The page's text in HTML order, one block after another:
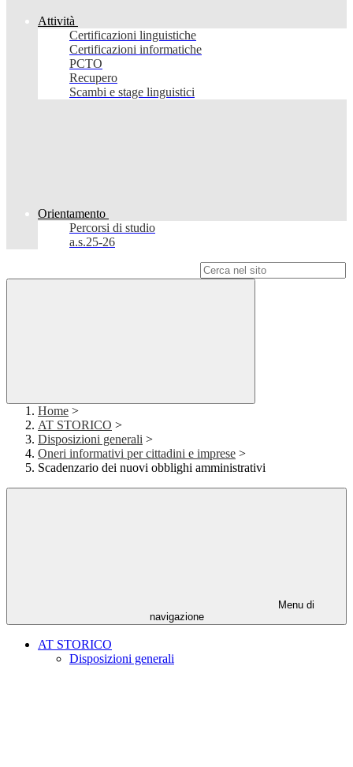
Attività
Certificazioni linguistiche
Certificazioni informatiche
PCTO
Recupero
Scambi e stage linguistici
Orientamento
Percorsi di studio
a.s.25-26
Home >
AT STORICO >
Disposizioni generali >
Oneri informativi per cittadini e imprese >
Scadenzario dei nuovi obblighi amministrativi
Menu di
navigazione
AT STORICO
Disposizioni generali